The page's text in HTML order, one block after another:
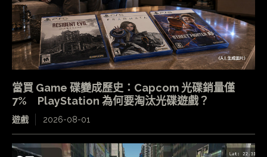
當買 Game 碟變成歷史：Capcom 光碟銷量僅
7% PlayStation 為何要淘汰光碟遊戲？
遊戲 2026-08-01